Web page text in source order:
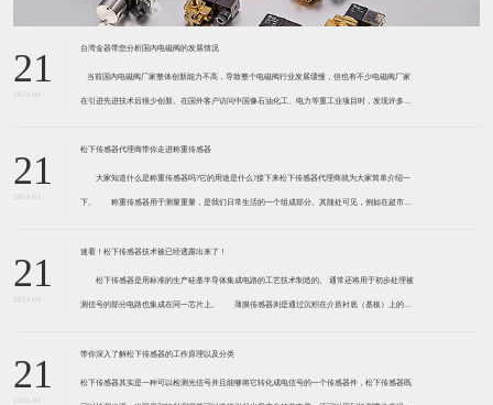
21
2021-01
台湾金器带您分析国内电磁阀的发展情况
​ 当前国内电磁阀厂家整体创新能力不高，导致整个电磁阀行业发展缓慢，但也有不少电磁阀厂家
在引进先进技术后很少创新。在国外客户访问中国像石油化工、电力等重工业项目时，发现许多项
21
2021-01
松下传感器代理商带你走进称重传感器
大家知道什么是称重传感器吗?它的用途是什么?接下来松下传感器代理商就为大家简单介绍一
下。 称重传感器用于测量重量，是我们日常生活的一个组成部分。其随处可见，例如在超市柜
带有应变片的弹性体组成。弹性体通常由钢
21
2021-01
速看！松下传感器技术被已经透露出来了！
松下传感器是用标准的生产硅基半导体集成电路的工艺技术制造的。 通常还将用于初步处理被
测信号的部分电路也集成在同一芯片上。 薄膜传感器则是通过沉积在介质衬底（基板）上的，
器是利用相应材料的浆料，涂覆在陶瓷基片上
21
2021-01
带你深入了解松下传感器的工作原理以及分类
松下传感器其实是一种可以检测光信号并且能够将它转化成电信号的一个传感器件，松下传感器既